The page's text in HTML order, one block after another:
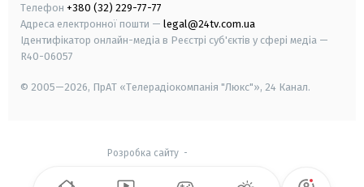
Телефон +380 (32) 229-77-77
Адреса електронної пошти — legal@24tv.com.ua
Ідентифікатор онлайн-медіа в Реєстрі суб'єктів у сфері медіа —
R40-06057
© 2005—2026, ПрАТ «Телерадіокомпанія "Люкс"», 24 Канал.
Розробка сайту-